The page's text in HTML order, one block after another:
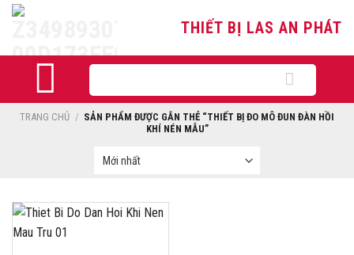
Skip
THIẾT BỊ LAS AN PHÁT
kiếm:
TRANG CHỦ / SẢN PHẨM ĐƯỢC GẮN THẺ “THIẾT BỊ ĐO MÔ ĐUN ĐÀN HỒI
KHÍ NÉN MẪU”